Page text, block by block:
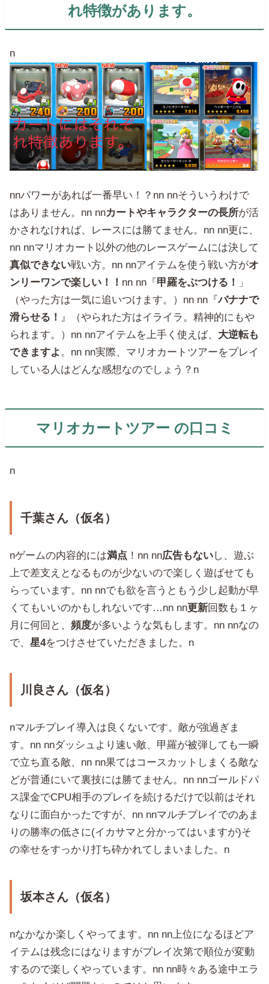
れ特徴があります。
n
nnパワーがあれば一番早い！？nn nnそういうわけで
はありません。nn nnカートやキャラクターの長所が活
かされなければ、レースには勝てません。nn nn更に、
nn nnマリオカート以外の他のレースゲームには決して
真似できない戦い方。nn nnアイテムを使う戦い方がオ
ンリーワンで楽しい！！ nn nn『甲羅をぶつける！
」
（やった方は一気に追いつけます。）nn nn『バナナで
滑らせる！ 』（やられた方はイライラ。精神的にもや
られます。）nn nnアイテムを上手く使えば、 大逆転も
できますよ 。nn nn実際、マリオカートツアーをプレイ
している人はどんな感想なのでしょう？n
マリオカートツアー の口コミ
n
千葉さん（仮名）
nゲームの内容的には満点 ！nn nn広告もないし、遊ぶ
上で差支えとなるものが少ないので楽しく遊ばせても
らっています。nn nnでも欲を言うともう少し起動が早
くてもいいのかもしれないです…nn nn更新回数も１ヶ
月に何回と、頻度が多いような気もします。nn nnなの
で、星4をつけさせていただきました。n
川良さん（仮名）
nマルチプレイ導入は良くないです。敵が強過ぎま
す。nn nnダッシュより速い敵、甲羅が被弾しても一瞬
で立ち直る敵、nn nn果てはコースカットしまくる敵な
どが普通にいて裏技には勝てません。nn nnゴールドパ
ス課金でCPU相手のプレイを続けるだけで以前はそれ
なりに面白かったですが、nn nnマルチプレイでのあま
りの勝率の低さに(イカサマと分かってはいますが)そ
の幸せをすっかり打ち砕かれてしまいました。n
坂本さん（仮名）
nなかなか楽しくやってます。nn nn上位になるほどア
イテムは残念にはなりますがプレイ次第で順位が変動
するので楽しくやっています。nn nn時々ある途中エラ